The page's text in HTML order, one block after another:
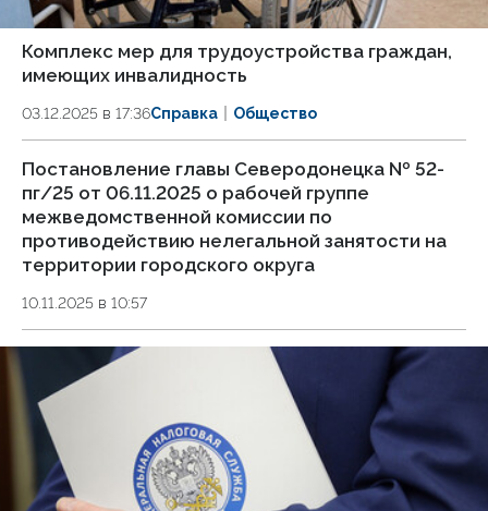
Комплекс мер для трудоустройства граждан,
имеющих инвалидность
03.12.2025 в 17:36Справка Общество
Постановление главы Северодонецка № 52-
пг/25 от 06.11.2025 о рабочей группе
межведомственной комиссии по
противодействию нелегальной занятости на
территории городского округа
10.11.2025 в 10:57